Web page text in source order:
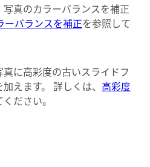
写真のカラーバランスを補正
ーバランスを補正を参照して
真に高彩度の古いスライドフ
えます。 詳しくは、 高彩度
ださい。